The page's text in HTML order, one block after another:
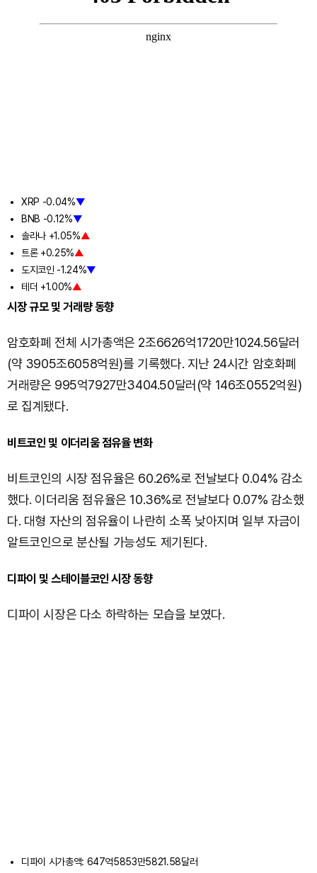
XRP -0.04%▼
BNB -0.12%▼
솔라나 +1.05%▲
트론 +0.25%▲
도지코인 -1.24%▼
테더 +1.00%▲
시장 규모 및 거래량 동향
암호화폐 전체 시가총액은 2조6626억1720만1024.56달러
(약 3905조6058억원)를 기록했다. 지난 24시간 암호화폐
거래량은 995억7927만3404.50달러(약 146조0552억원)
로 집계됐다.
비트코인 및 이더리움 점유율 변화
비트코인의 시장 점유율은 60.26%로 전날보다 0.04% 감소
했다. 이더리움 점유율은 10.36%로 전날보다 0.07% 감소했
다. 대형 자산의 점유율이 나란히 소폭 낮아지며 일부 자금이
알트코인으로 분산될 가능성도 제기된다.
디파이 및 스테이블코인 시장 동향
디파이 시장은 다소 하락하는 모습을 보였다.
디파이 시가총액: 647억5853만5821.58달러